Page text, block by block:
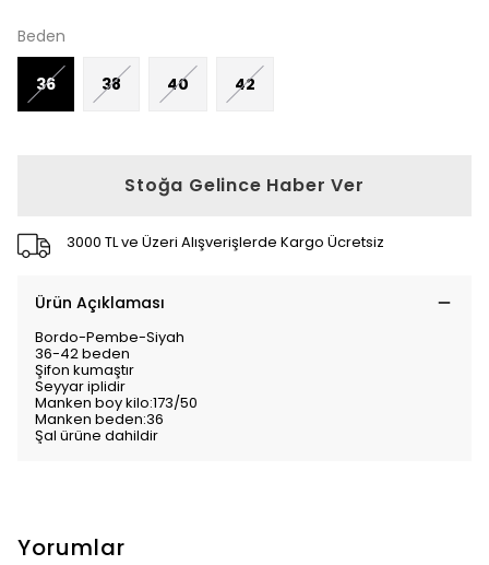
Beden
36 38 40 42
Stoğa Gelince Haber Ver
3000 TL ve Üzeri Alışverişlerde Kargo Ücretsiz
Ürün Açıklaması
Bordo-Pembe-Siyah
36-42 beden
Şifon kumaştır
Seyyar iplidir
Manken boy kilo:173/50
Manken beden:36
Şal ürüne dahildir
Yorumlar